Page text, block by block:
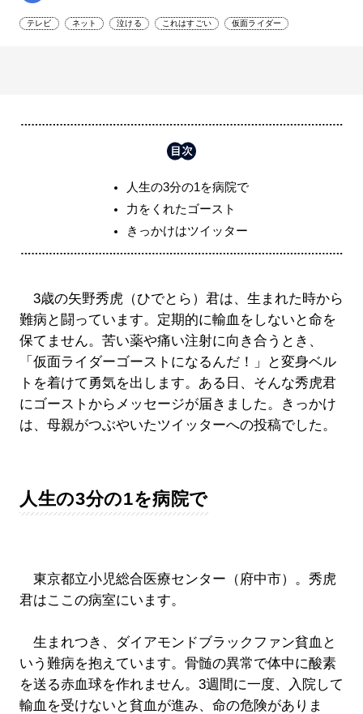
テレビ ネット 泣ける これはすごい 仮面ライダー
人生の3分の1を病院で
力をくれたゴースト
きっかけはツイッター
3歳の矢野秀虎（ひでとら）君は、生まれた時から
難病と闘っています。定期的に輸血をしないと命を
保てません。苦い薬や痛い注射に向き合うとき、
「仮面ライダーゴーストになるんだ！」と変身ベル
トを着けて勇気を出します。ある日、そんな秀虎君
にゴーストからメッセージが届きました。きっかけ
は、母親がつぶやいたツイッターへの投稿でした。
人生の3分の1を病院で
東京都立小児総合医療センター（府中市）。秀虎
君はここの病室にいます。
生まれつき、ダイアモンドブラックファン貧血と
いう難病を抱えています。骨髄の異常で体中に酸素
を送る赤血球を作れません。3週間に一度、入院して
輸血を受けないと貧血が進み、命の危険がありま